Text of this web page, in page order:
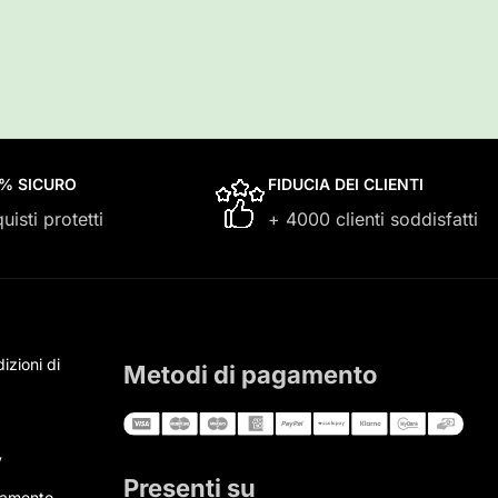
SICURO
protetti
FIDUCIA DEI CLIENTI
+ 4000 clienti soddisfatti
di
Metodi di pagamento
Presenti su